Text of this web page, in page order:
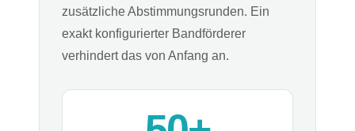
zusätzliche Abstimmungsrunden. Ein
exakt konfigurierter Bandförderer
verhindert das von Anfang an.